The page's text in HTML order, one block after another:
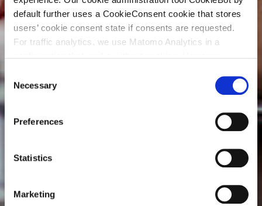
default further uses a CookieConsent cookie that stores
users’ cookie consent state if consents are requested.
For traffic analytics, we use Matomo Analytics in a
(see our data protection declaration). If you choose to
opt-out of analytics, that selection will be stored in a
cookie to make sure your opt-out will be remembered.
For details regarding the cookies used on this site please
C
o
n
s
l
Necessary
Preferences
Statistics
Marketing